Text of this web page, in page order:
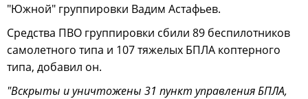
"Южной" группировки Вадим Астафьев.
Средства ПВО группировки сбили 89 беспилотников
самолетного типа и 107 тяжелых БПЛА коптерного
типа, добавил он.
"Вскрыты и уничтожены 31 пункт управления БПЛА,